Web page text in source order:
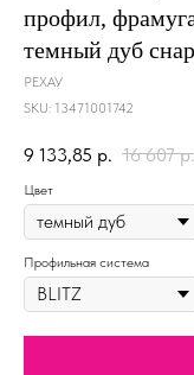
профил,
темный дуб
РЕХАУ
SKU: 13471001742
9 133,85 р. 16 607 р.
Цвет
Профильная система